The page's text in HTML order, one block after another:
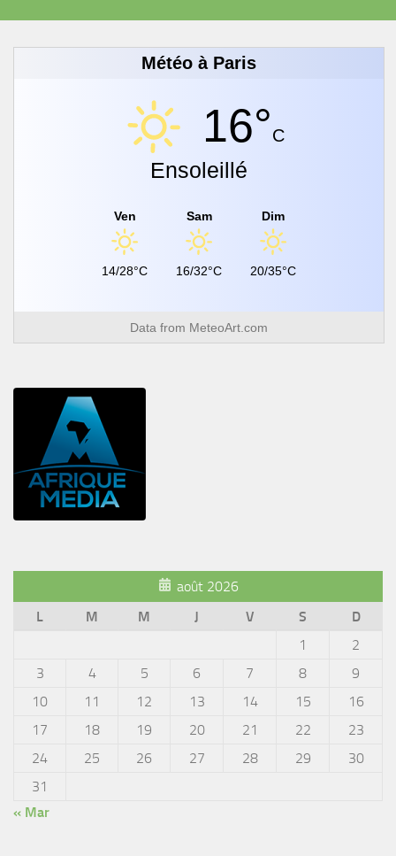
Météo à Paris
16°C
Ensoleillé
Ven
14/28°C
Sam
16/32°C
Dim
20/35°C
Data from MeteoArt.com
août 2026
L
M M J V S
D
1
2
3
4 5 6 7 8
9
10
11 12 13 14 15
16
17
18 19 20 21 22
23
24
25 26 27 28 29
30
31
« Mar